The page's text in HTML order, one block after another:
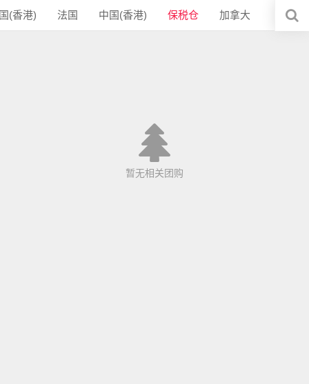
(香港) 法国 中国(香港) 保税仓 加拿大
暂无相关团购